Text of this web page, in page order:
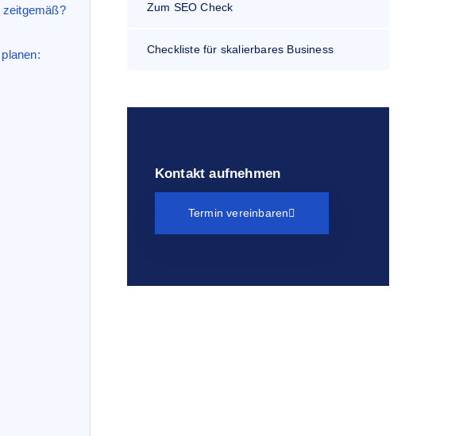
zeitgemäß?
Zum SEO Check
Checkliste für skalierbares Business
Kontakt aufnehmen
Termin vereinbaren